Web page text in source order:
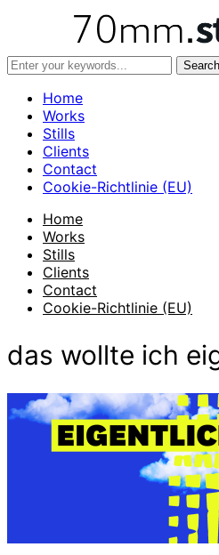
Home
Works
Stills
Clients
Contact
Cookie-Richtlinie (EU)
Home
Works
Stills
Clients
Contact
Cookie-Richtlinie (EU)
das wollte ich